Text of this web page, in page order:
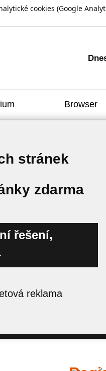
cookies (Google
Browser
stránek
zdarma
řešení,
reklama